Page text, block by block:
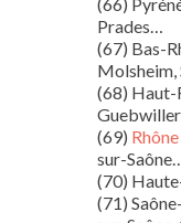
(66)
Prades…
(67) Bas-
Molsheim,
(68) Haut-
(69) Rhône
sur-
(70)
(71)